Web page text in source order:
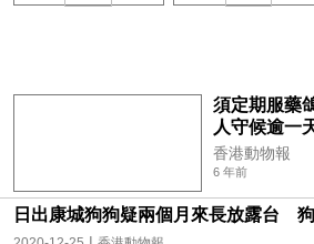
須定期服藥
人守候逾一
香港動物報
6 年前
日出康城狗狗疑兩個月來長放露台